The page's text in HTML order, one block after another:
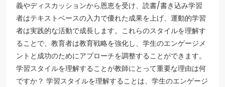
義やディスカッションから恩恵を受け、読書/書き込み学習
者はテキストベースの入力で優れた成果を上げ、運動的学習
者は実践的な活動で成長します。これらのスタイルを理解す
ることで、教育者は教育戦略を強化し、学生のエンゲージメ
ントと成功のためにアプローチを調整することができます。
学習スタイルを理解することが教師にとって重要な理由は何
ですか？ 学習スタイルを理解することは、学生のエンゲージ